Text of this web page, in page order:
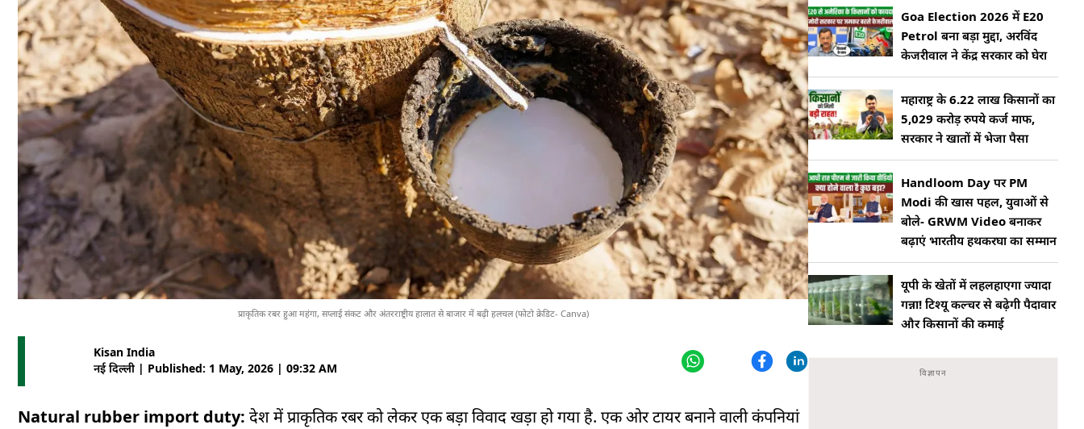
प्राकृतिक रबर हुआ महंगा, सप्लाई संकट और अंतरराष्ट्रीय हालात से बाजार में बढ़ी हलचल (फोटो क्रेडिट- Canva)
Kisan India
नई दिल्ली | Published: 1 May, 2026 | 09:32 AM
Natural rubber import duty: देश में प्राकृतिक रबर को लेकर एक बड़ा विवाद खड़ा हो गया है. एक ओर टायर बनाने वाली कंपनियां
Goa Election 2026 में E20
Petrol बना बड़ा मुद्दा, अरविंद
केजरीवाल ने केंद्र सरकार को घेरा
महाराष्ट्र के 6.22 लाख किसानों का
5,029 करोड़ रुपये कर्ज माफ,
सरकार ने खातों में भेजा पैसा
Handloom Day पर PM
Modi की खास पहल, युवाओं से
बोले- GRWM Video बनाकर
बढ़ाएं भारतीय हथकरघा का सम्मान
यूपी के खेतों में लहलहाएगा ज्यादा
गन्ना! टिश्यू कल्चर से बढ़ेगी पैदावार
और किसानों की कमाई